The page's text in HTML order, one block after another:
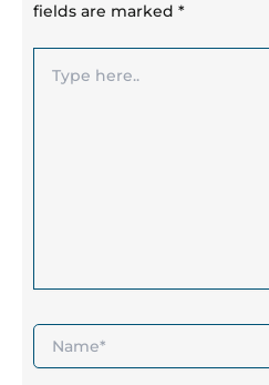
fields are marked *
here..
Name*